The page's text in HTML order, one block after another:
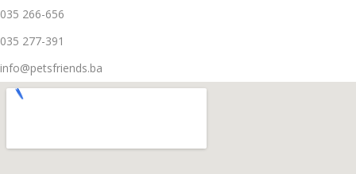
035 266-656
035 277-391
info@petsfriends.ba